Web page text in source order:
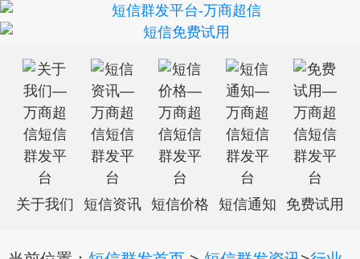
关于我们 短信资讯 短信价格 短信通知 免费试用